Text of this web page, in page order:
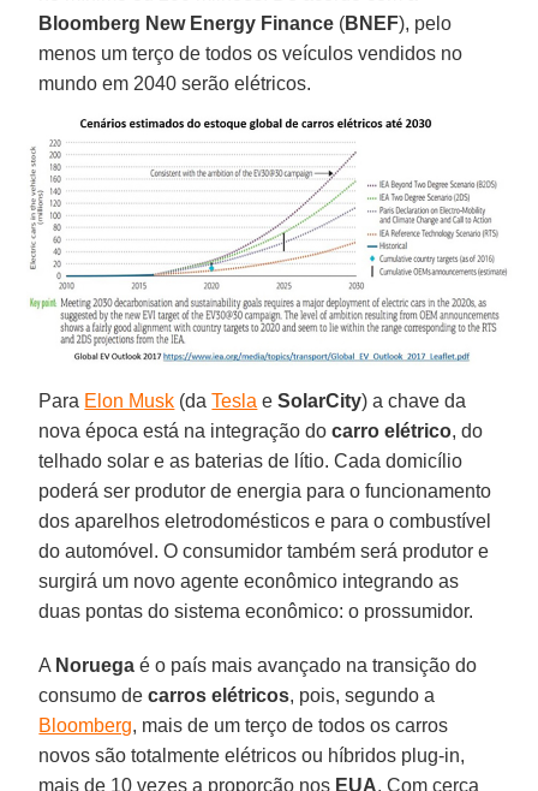
Bloomberg New Energy Finance (BNEF), pelo
menos um terço de todos os veículos vendidos no
mundo em 2040 serão elétricos.
Para Elon Musk (daTesla eSolarCity) a chave da
nova época está na integração docarro elétrico, do
telhado solar e as baterias de lítio. Cada domicílio
poderá ser produtor de energia para o funcionamento
dos aparelhos eletrodomésticos e para o combustível
do automóvel. O consumidor também será produtor e
surgirá um novo agente econômico integrando as
duas pontas do sistema econômico: o prossumidor.
A Noruega é o país mais avançado na transição do
consumo decarros elétricos, pois, segundo a
Bloomberg, mais de um terço de todos os carros
novos são totalmente elétricos ou híbridos plug-in,
mais de 10 vezes a proporção nos EUA. Com cerca